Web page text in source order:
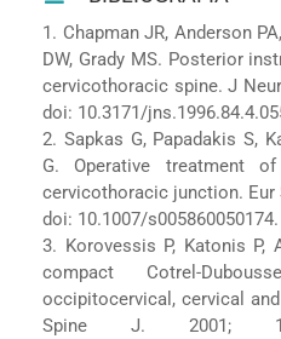
1. Chapman JR, Anderson
DW, Grady MS. Posterior
cervicothoracic spine. J
doi: 10.3171/
2. Sapkas G, Papadakis S,
G. Operative treatment
cervicothoracic junction. Eur
doi: 10.1007/s005860050174.
3. Korovessis P, Katonis
compact Cotrel-
occipitocervical, cervical
Spine J. 2001;